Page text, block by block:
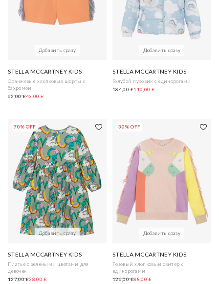
Добавить сразу
STELLA MCCARTNEY KIDS
Оранжевые хлопковые шорты с
бахромой
62,00 £43,00 £
Добавить сразу
STELLA MCCARTNEY KIDS
Голубой пуховик с единорогами
184,00 £110,00 £
70% OFF
Добавить сразу
STELLA MCCARTNEY KIDS
Платье с зелеными цветами для
девочек
127,00 £38,00 £
30% OFF
Добавить сразу
STELLA MCCARTNEY KIDS
Розовый хлопковый свитер с
единорогами
126,00 £88,00 £